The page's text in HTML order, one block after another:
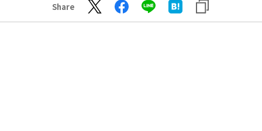
Share